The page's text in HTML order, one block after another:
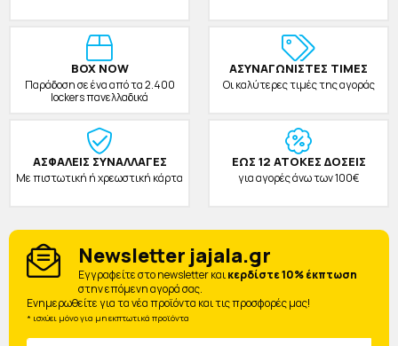
BOX NOW
Παράδοση σε ένα από τα 2.400
lockers πανελλαδικά
ΑΣΥΝΑΓΩΝΙΣΤΕΣ ΤΙΜΕΣ
Οι καλύτερες τιμές της αγοράς
ΑΣΦΑΛΕΙΣ ΣΥΝΑΛΛΑΓΕΣ
Με πιστωτική ή χρεωστική κάρτα
ΕΩΣ 12 ΑΤΟΚΕΣ ΔΟΣΕΙΣ
για αγορές άνω των 100€
Newsletter jajala.gr
Eγγραφείτε στο newsletter καικερδίστε 10% έκπτωση
στην επόμενη αγορά σας.
Ενημερωθείτε για τα νέα προϊόντα και τις προσφορές μας!
* ισχύει μόνο για μη εκπτωτικά προϊόντα